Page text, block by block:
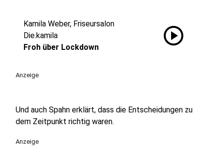
Kamila Weber, Friseursalon
Die.kamila
Froh über Lockdown
play_circle
Anzeige
Und auch Spahn erklärt, dass die Entscheidungen zu
dem Zeitpunkt richtig waren.
Anzeige